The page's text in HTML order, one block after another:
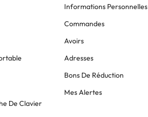
De Clavier
Informations Personnelles
Commandes
Avoirs
Adresses
Bons De Réduction
Mes Alertes